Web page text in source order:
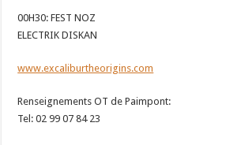
00H30: FEST NOZ
ELECTRIK DISKAN
www.excaliburtheorigins.com
Renseignements OT de Paimpont:
Tel: 02 99 07 84 23